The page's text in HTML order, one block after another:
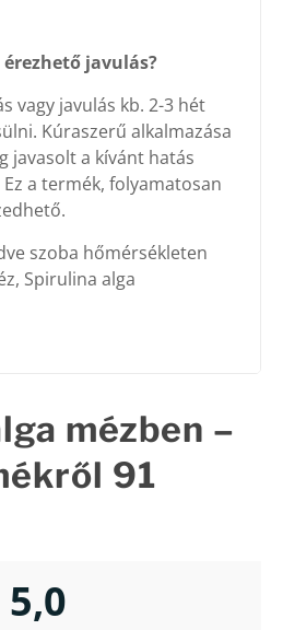
javulás?
vagy javulás kb. 2-3 hét
Kúraszerű alkalmazása
javasolt a kívánt hatás
a termék, folyamatosan
szoba hőmérsékleten
Spirulina alga
mézben –
91
5,0